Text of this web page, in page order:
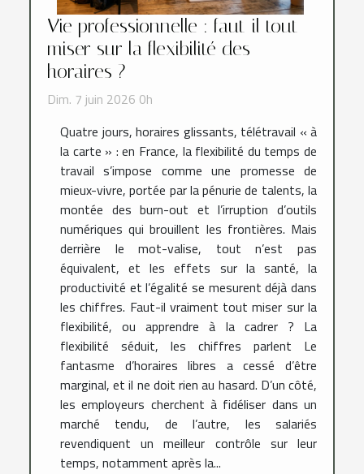
Vie professionnelle : faut-il tout
miser sur la flexibilité des
horaires ?
Dim. 7 juin 2026 0h
Quatre jours, horaires glissants, télétravail « à
la carte » : en France, la flexibilité du temps de
travail s’impose comme une promesse de
mieux-vivre, portée par la pénurie de talents, la
montée des burn-out et l’irruption d’outils
numériques qui brouillent les frontières. Mais
derrière le mot-valise, tout n’est pas
équivalent, et les effets sur la santé, la
productivité et l’égalité se mesurent déjà dans
les chiffres. Faut-il vraiment tout miser sur la
flexibilité, ou apprendre à la cadrer ? La
flexibilité séduit, les chiffres parlent Le
fantasme d’horaires libres a cessé d’être
marginal, et il ne doit rien au hasard. D’un côté,
les employeurs cherchent à fidéliser dans un
marché tendu, de l’autre, les salariés
revendiquent un meilleur contrôle sur leur
temps, notamment après la...